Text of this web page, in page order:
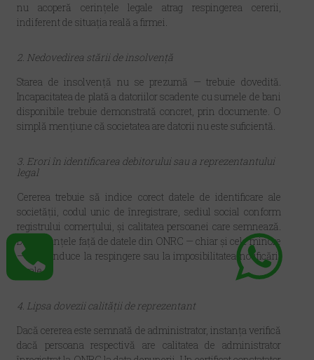
nu acoperă cerințele legale atrag respingerea cererii,
indiferent de situația reală a firmei.
2. Nedovedirea stării de insolvență
Starea de insolvență nu se prezumă — trebuie dovedită.
Incapacitatea de plată a datoriilor scadente cu sumele de bani
disponibile trebuie demonstrată concret, prin documente. O
simplă mențiune că societatea are datorii nu este suficientă.
3. Erori în identificarea debitorului sau a reprezentantului
legal
Cererea trebuie să indice corect datele de identificare ale
societății, codul unic de înregistrare, sediul social conform
registrului comerțului, și calitatea persoanei care semnează.
Discrepanțele față de datele din ONRC — chiar și cele minore
— pot conduce la respingere sau la imposibilitatea notificării
legale.
4. Lipsa dovezii calității de reprezentant
Dacă cererea este semnată de administrator, instanța verifică
dacă persoana respectivă are calitatea de administrator